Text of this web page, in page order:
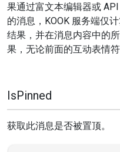
果通过富文本编辑器或
的消息，KOOK 服务端仅
结果，并在消息内容中的
果，无论前面的互动表情
IsPinned
获取此消息是否被置顶。